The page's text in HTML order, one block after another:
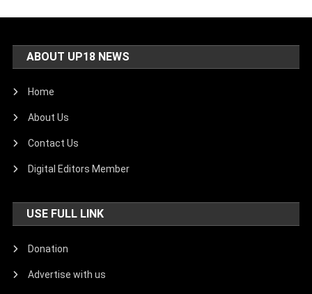
ABOUT UP18 NEWS
Home
About Us
Contact Us
Digital Editors Member
USE FULL LINK
Donation
Advertise with us